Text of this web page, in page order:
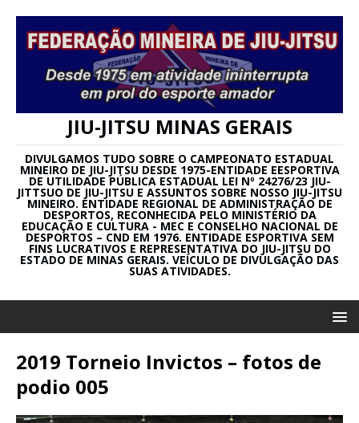
JIU-JITSU MINAS GERAIS
DIVULGAMOS TUDO SOBRE O CAMPEONATO ESTADUAL
MINEIRO DE JIU-JITSU DESDE 1975-ENTIDADE EESPORTIVA
DE UTILIDADE PÚBLICA ESTADUAL LEI Nº 24276/23 JIU-
JITTSUO DE JIU-JITSU E ASSUNTOS SOBRE NOSSO JIU-JITSU
MINEIRO. ENTIDADE REGIONAL DE ADMINISTRAÇÃO DE
DESPORTOS, RECONHECIDA PELO MINISTÉRIO DA
EDUCAÇÃO E CULTURA - MEC E CONSELHO NACIONAL DE
DESPORTOS – CND EM 1976. ENTIDADE ESPORTIVA SEM
FINS LUCRATIVOS E REPRESENTATIVA DO JIU-JITSU DO
ESTADO DE MINAS GERAIS. VEÍCULO DE DIVULGAÇÃO DAS
SUAS ATIVIDADES.
2019 Torneio Invictos – fotos de
podio 005